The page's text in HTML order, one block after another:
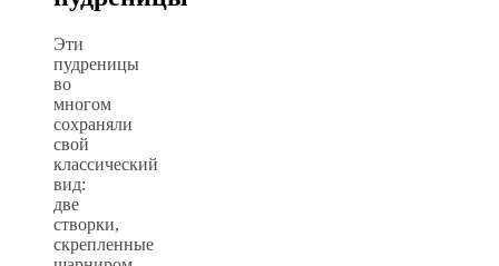
Эти
пудреницы
во
многом
сохраняли
свой
классический
вид:
две
створки,
скрепленные